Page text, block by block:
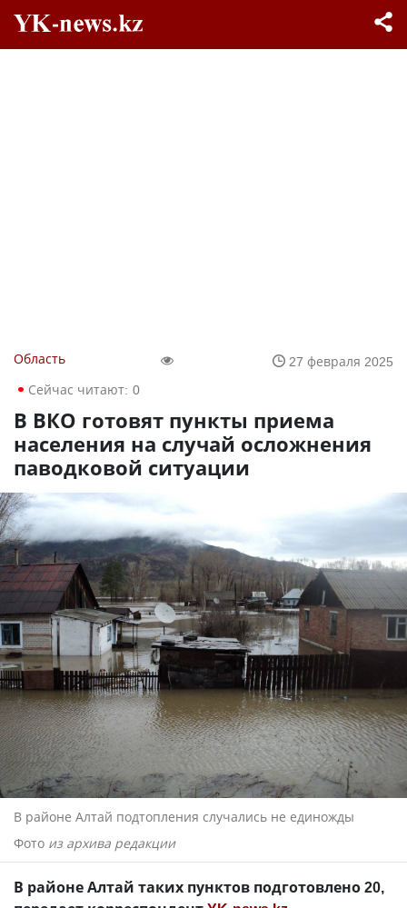
Область
27 февраля 2025
Сейчас читают: 0
В ВКО готовят пункты приема
населения на случай осложнения
паводковой ситуации
В районе Алтай подтопления случались не единожды
Фото из архива редакции
В районе Алтай таких пунктов подготовлено 20,